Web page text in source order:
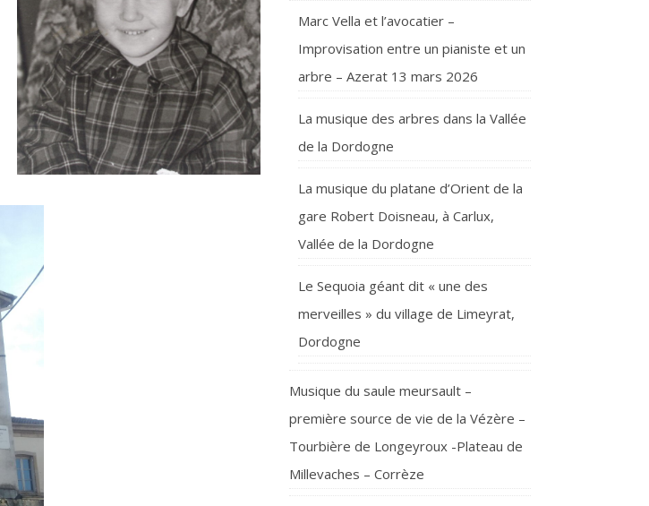
Marc Vella et l’avocatier –
Improvisation entre un pianiste et un
arbre – Azerat 13 mars 2026
La musique des arbres dans la Vallée
de la Dordogne
La musique du platane d’Orient de la
gare Robert Doisneau, à Carlux,
Vallée de la Dordogne
Le Sequoia géant dit « une des
merveilles » du village de Limeyrat,
Dordogne
Musique du saule meursault –
première source de vie de la Vézère –
Tourbière de Longeyroux -Plateau de
Millevaches – Corrèze